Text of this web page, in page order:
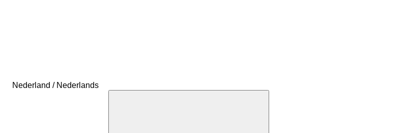
Nederland / Nederlands